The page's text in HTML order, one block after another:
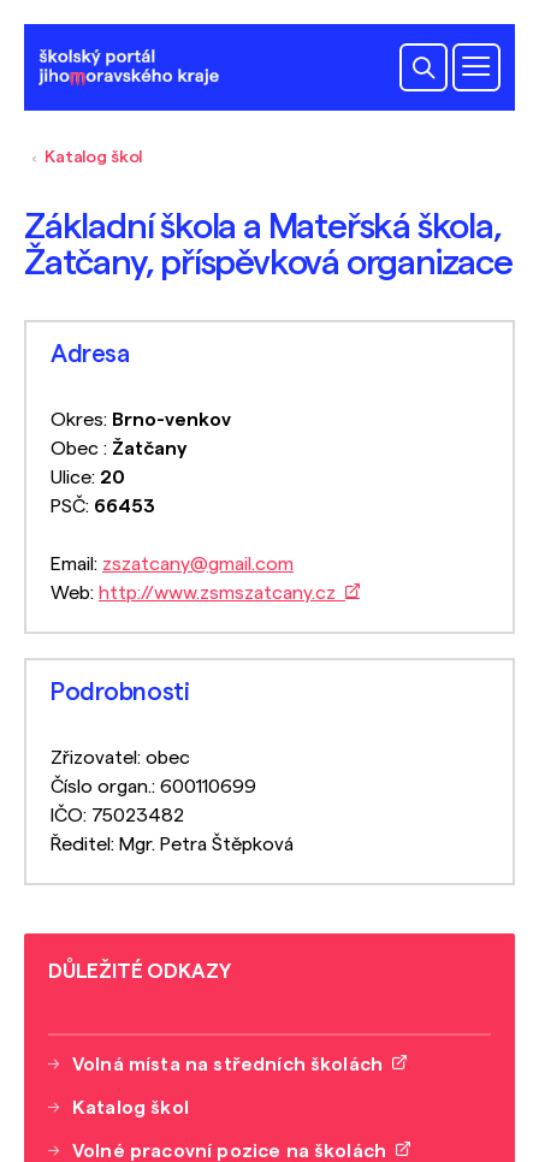
Katalog škol
Základní škola a Mateřská škola,
Žatčany, příspěvková organizace
Adresa
Okres: Brno-venkov
Obec : Žatčany
Ulice: 20
PSČ: 66453
Email: zszatcany@gmail.com
Web: http://www.zsmszatcany.cz
Podrobnosti
Zřizovatel: obec
Číslo organ.: 600110699
IČO: 75023482
Ředitel: Mgr. Petra Štěpková
DŮLEŽITÉ ODKAZY
Volná místa na středních školách
Katalog škol
Volné pracovní pozice na školách